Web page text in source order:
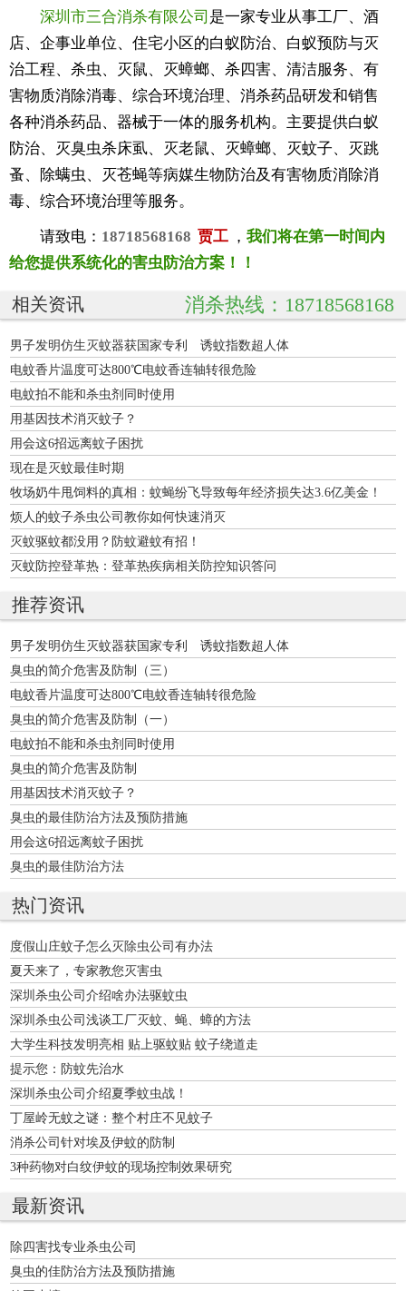
深圳市三合消杀有限公司 是一家专业从事工厂、酒
店、企事业单位、住宅小区的白蚁防治、白蚁预防与灭
治工程、杀虫、灭鼠、灭蟑螂、杀四害、清洁服务、有
害物质消除消毒、综合环境治理、消杀药品研发和销售
各种消杀药品、器械于一体的服务机构。主要提供白蚁
防治、灭臭虫杀床虱、灭老鼠、灭蟑螂、灭蚊子、灭跳
蚤、除螨虫、灭苍蝇等病媒生物防治及有害物质消除消
毒、综合环境治理等服务。
请致电： 18718568168 贾工 ， 我们将在第一时间内
给您提供系统化的害虫防治方案！！
相关资讯 消杀热线：18718568168
男子发明仿生灭蚊器获国家专利 诱蚊指数超人体
电蚊香片温度可达800℃电蚊香连轴转很危险
电蚊拍不能和杀虫剂同时使用
用基因技术消灭蚊子？
用会这6招远离蚊子困扰
现在是灭蚊最佳时期
牧场奶牛甩饲料的真相：蚊蝇纷飞导致每年经济损失达3.6亿美金！
烦人的蚊子杀虫公司教你如何快速消灭
灭蚊驱蚊都没用？防蚊避蚊有招！
灭蚊防控登革热：登革热疾病相关防控知识答问
推荐资讯
男子发明仿生灭蚊器获国家专利 诱蚊指数超人体
臭虫的简介危害及防制（三）
电蚊香片温度可达800℃电蚊香连轴转很危险
臭虫的简介危害及防制（一）
电蚊拍不能和杀虫剂同时使用
臭虫的简介危害及防制
用基因技术消灭蚊子？
臭虫的最佳防治方法及预防措施
用会这6招远离蚊子困扰
臭虫的最佳防治方法
热门资讯
度假山庄蚊子怎么灭除虫公司有办法
夏天来了，专家教您灭害虫
深圳杀虫公司介绍啥办法驱蚊虫
深圳杀虫公司浅谈工厂灭蚊、蝇、蟑的方法
大学生科技发明亮相 贴上驱蚊贴 蚊子绕道走
提示您：防蚊先治水
深圳杀虫公司介绍夏季蚊虫战！
丁屋岭无蚊之谜：整个村庄不见蚊子
消杀公司针对埃及伊蚊的防制
3种药物对白纹伊蚊的现场控制效果研究
最新资讯
除四害找专业杀虫公司
臭虫的佳防治方法及预防措施